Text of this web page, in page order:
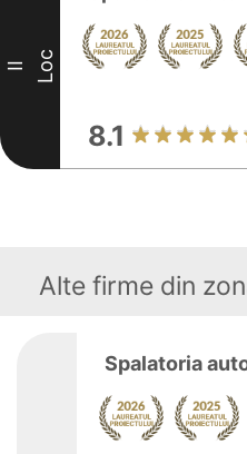
II Loc
8.1
Alte firme din
Spalatoria